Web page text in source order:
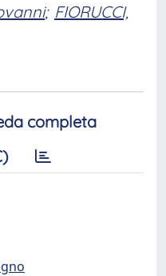
; FIORUCCI,
completa